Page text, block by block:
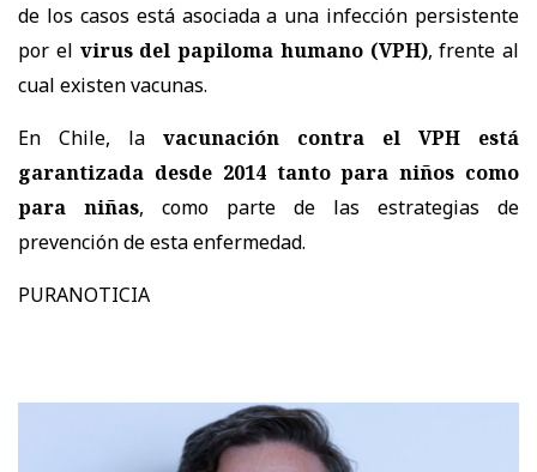
de los casos está asociada a una infección persistente
por el virus del papiloma humano (VPH), frente al
cual existen vacunas.
En Chile, la vacunación contra el VPH está
garantizada desde 2014 tanto para niños como
para niñas, como parte de las estrategias de
prevención de esta enfermedad.
PURANOTICIA